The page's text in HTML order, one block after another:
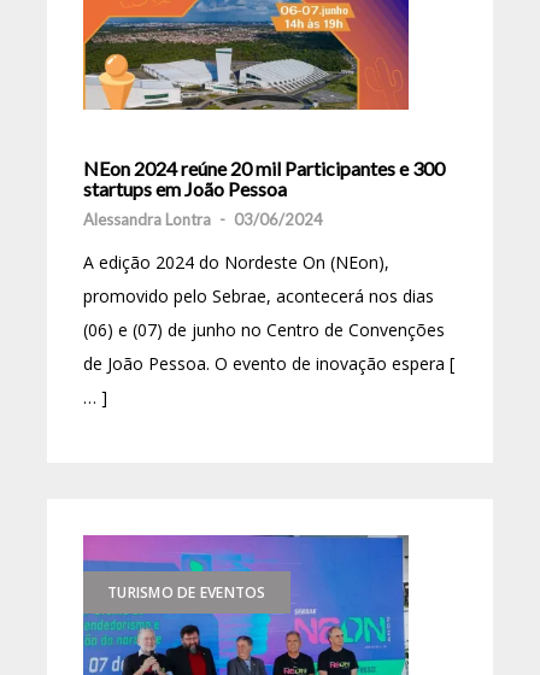
NEon 2024 reúne 20 mil Participantes e 300
startups em João Pessoa
Alessandra Lontra - 03/06/2024
A edição 2024 do Nordeste On (NEon),
promovido pelo Sebrae, acontecerá nos dias
(06) e (07) de junho no Centro de Convenções
de João Pessoa. O evento de inovação espera [
… ]
TURISMO DE EVENTOS